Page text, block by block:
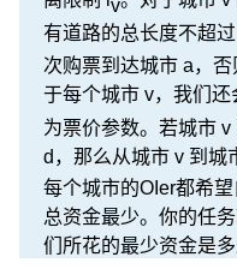
v
有道路的总长度不超
次购票到达城市 a，
于每个城市 v，我们
为票价参数。若城市
d，那么从城市 v 到城
每个城市的OIer都希
总资金最少。你的任
们所花的最少资金是多